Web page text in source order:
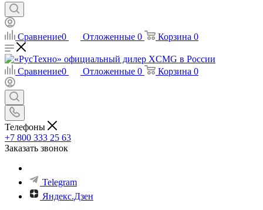
Сравнение0 Отложенные 0 Корзина 0
Сравнение0 Отложенные 0 Корзина 0
Телефоны
+7 800 333 25 63
Заказать звонок
Telegram
Яндекс.Дзен